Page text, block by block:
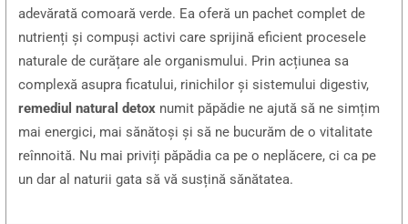
adevărată comoară verde. Ea oferă un pachet complet de
nutrienți și compuși activi care sprijină eficient procesele
naturale de curățare ale organismului. Prin acțiunea sa
complexă asupra ficatului, rinichilor și sistemului digestiv,
remediul natural detox numit păpădie ne ajută să ne simțim
mai energici, mai sănătoși și să ne bucurăm de o vitalitate
reînnoită. Nu mai priviți păpădia ca pe o neplăcere, ci ca pe
un dar al naturii gata să vă susțină sănătatea.